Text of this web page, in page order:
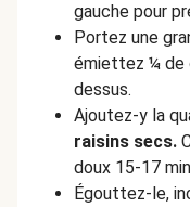
gauche pour
Portez une
émiettez ¼ de
dessus.
Ajoutez-y la
raisins secs.
doux 15-17
Égouttez-le,